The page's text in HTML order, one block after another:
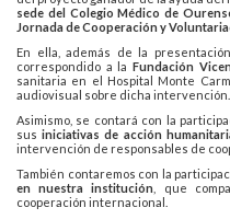
sede del Colegio Médico de
Jornada de Cooperación y
En ella, además de la
correspondido a laFundación
sanitaria en el Hospital Monte
audiovisual sobre dicha intervención.
Asimismo, se contará con la
susiniciativas de acción
intervención de responsables de
También contaremos con la
en nuestra institución
, que
cooperación internacional.